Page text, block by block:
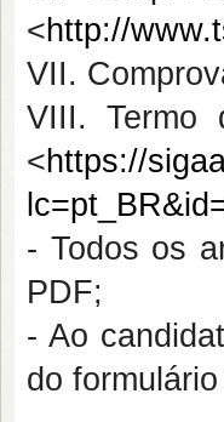
<http://
VII.
VIII. Termo
<https://
- Todos os
PDF;
- Ao
do